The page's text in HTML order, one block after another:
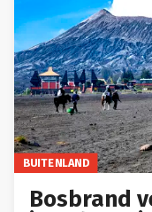
BUITENLAND
Bosbrand